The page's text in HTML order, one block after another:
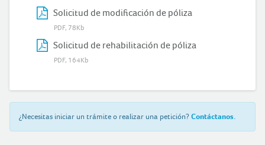
Solicitud de modificación de póliza
PDF, 78Kb
Solicitud de rehabilitación de póliza
PDF, 164Kb
¿Necesitas iniciar un trámite o realizar una petición? Contáctanos.